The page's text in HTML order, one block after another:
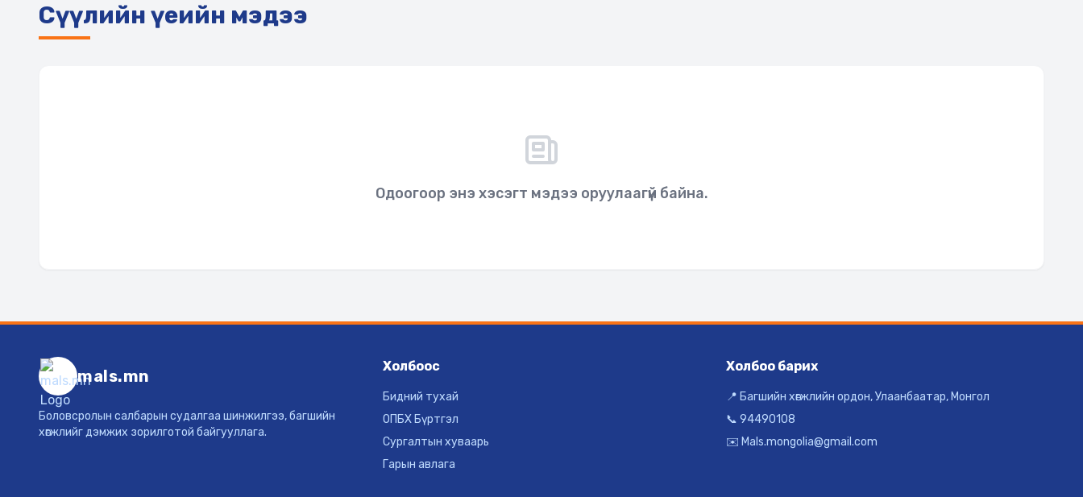
Сүүлийн үеийн мэдээ
Одоогоор энэ хэсэгт мэдээ оруулаагүй байна.
mals.mn
Боловсролын салбарын судалгаа шинжилгээ, багшийн
хөгжлийг дэмжих зорилготой байгууллага.
Холбоос
Бидний тухай
ОПБХ Бүртгэл
Сургалтын хуваарь
Гарын авлага
Холбоо барих
📍 Багшийн хөгжлийн ордон, Улаанбаатар, Монгол
📞 94490108
✉️ Mals.mongolia@gmail.com